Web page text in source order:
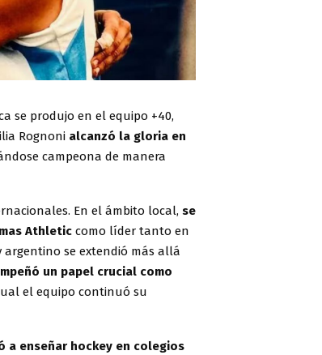
se produjo en el equipo +40,
Rognoni alcanzó la gloria en
campeona de manera
En el ámbito local, se
Athletic como líder tanto en
se extendió más allá
un papel crucial como
el equipo continuó su
a enseñar hockey en colegios